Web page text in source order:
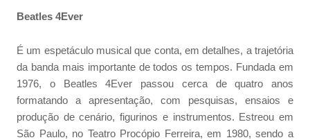
Beatles 4Ever
É um espetáculo musical que conta, em detalhes, a trajetória
da banda mais importante de todos os tempos. Fundada em
1976, o Beatles 4Ever passou cerca de quatro anos
formatando a apresentação, com pesquisas, ensaios e
produção de cenário, figurinos e instrumentos. Estreou em
São Paulo, no Teatro Procópio Ferreira, em 1980, sendo a